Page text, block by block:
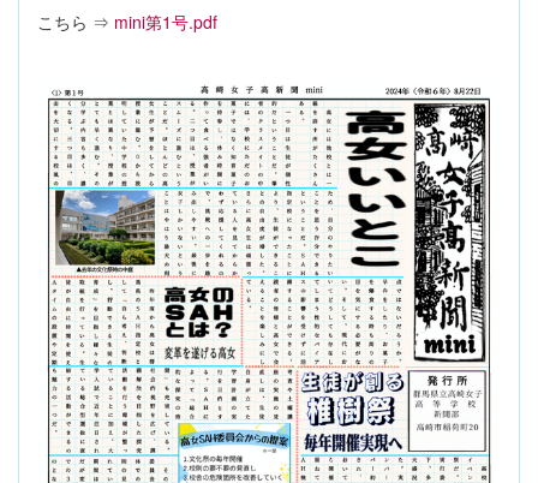
こちら ⇒ mini第1号.pdf